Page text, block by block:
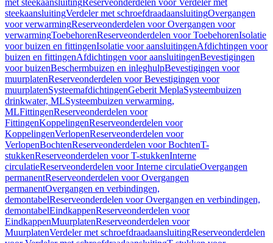
met steekaansluitingReserveonderdelen voor Verdeler met
steekaansluitingVerdeler met schroefdraadaansluitingOvergangen
voor verwarmingReserveonderdelen voor Overgangen voor
verwarmingToebehorenReserveonderdelen voor ToebehorenIsolatie
voor buizen en fittingenIsolatie voor aansluitingenAfdichtingen voor
buizen en fittingenAfdichtingen voor aansluitingenBevestigingen
voor buizenBeschermbuizen en inleghulpBevestigingen voor
muurplatenReserveonderdelen voor Bevestigingen voor
muurplatenSysteemafdichtingenGeberit MeplaSysteembuizen
drinkwater, MLSysteembuizen verwarming,
MLFittingenReserveonderdelen voor
FittingenKoppelingenReserveonderdelen voor
KoppelingenVerlopenReserveonderdelen voor
VerlopenBochtenReserveonderdelen voor BochtenT-
stukkenReserveonderdelen voor T-stukkenInterne
circulatieReserveonderdelen voor Interne circulatieOvergangen
permanentReserveonderdelen voor Overgangen
permanentOvergangen en verbindingen,
demontabelReserveonderdelen voor Overgangen en verbindingen,
demontabelEindkappenReserveonderdelen voor
EindkappenMuurplatenReserveonderdelen voor
MuurplatenVerdeler met schroefdraadaansluitingReserveonderdelen